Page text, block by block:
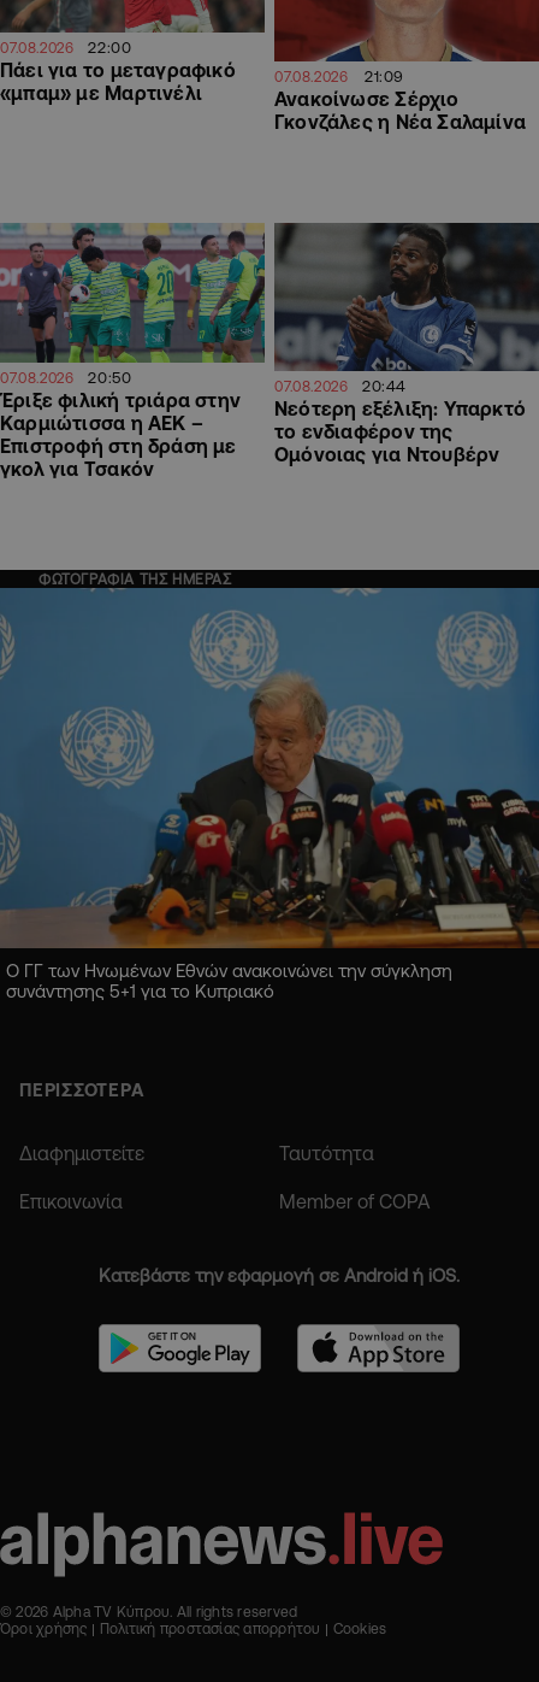
07.08.2026 22:00
Πάει για το μεταγραφικό
«μπαμ» με Μαρτινέλι
07.08.2026 21:09
Ανακοίνωσε Σέρχιο
Γκονζάλες η Νέα Σαλαμίνα
07.08.2026 20:50
Έριξε φιλική τριάρα στην
Καρμιώτισσα η ΑΕΚ –
Επιστροφή στη δράση με
γκολ για Τσακόν
07.08.2026 20:44
Νεότερη εξέλιξη: Υπαρκτό
το ενδιαφέρον της
Ομόνοιας για Ντουβέρν
ΦΩΤΟΓΡΑΦΙΑ ΤΗΣ ΗΜΕΡΑΣ
Ο ΓΓ των Ηνωμένων Εθνών ανακοινώνει την σύγκληση
συνάντησης 5+1 για το Κυπριακό
ΠΕΡΙΣΣΟΤΕΡΑ
Διαφημιστείτε Ταυτότητα
Επικοινωνία Member of COPA
Κατεβάστε την εφαρμογή σε Android ή iOS.
© 2026 Alpha TV Κύπρου. All rights reserved
Όροι χρήσης
Πολιτική προστασίας απορρήτου Cookies